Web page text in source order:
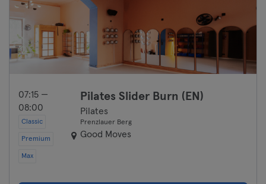
07:15 —
08:00
Classic
Premium
Max
Pilates Slider Burn (EN)
Pilates
Prenzlauer Berg
Good Moves